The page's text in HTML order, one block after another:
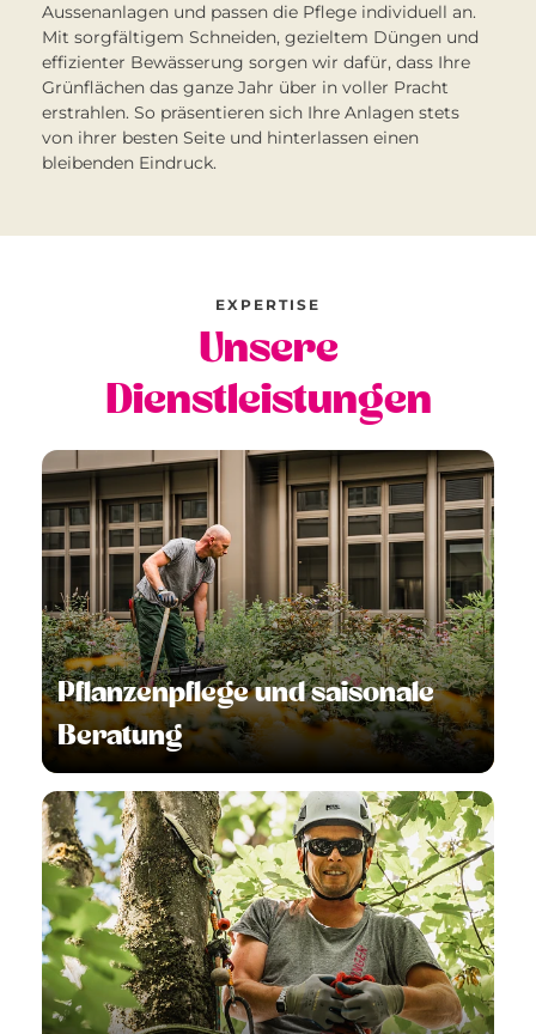
Aussenanlagen und passen die Pflege individuell an.
Mit sorgfältigem Schneiden, gezieltem Düngen und
effizienter Bewässerung sorgen wir dafür, dass Ihre
Grünflächen das ganze Jahr über in voller Pracht
erstrahlen. So präsentieren sich Ihre Anlagen stets
von ihrer besten Seite und hinterlassen einen
bleibenden Eindruck.
EXPERTISE
Unsere
Dienstleistungen
Pflanzenpflege und saisonale
Beratung